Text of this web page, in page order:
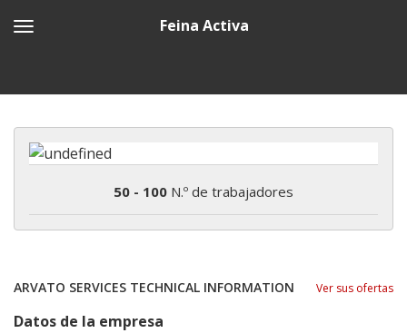
Feina Activa
50 - 100 N.º de trabajadores
ARVATO SERVICES TECHNICAL INFORMATION Ver sus ofertas
Datos de la empresa